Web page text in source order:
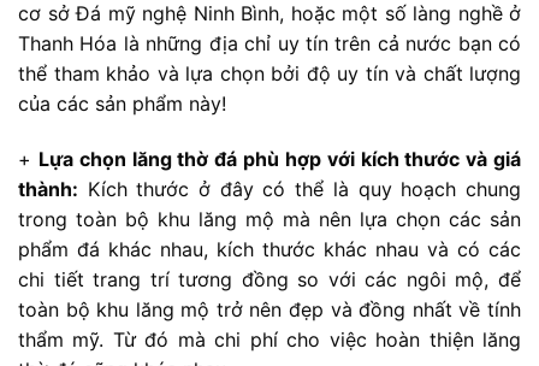
cơ sở Đá mỹ nghệ Ninh Bình, hoặc một số làng nghề ở
Thanh Hóa là những địa chỉ uy tín trên cả nước bạn có
thể tham khảo và lựa chọn bởi độ uy tín và chất lượng
của các sản phẩm này!
+ Lựa chọn lăng thờ đá phù hợp với kích thước và giá
thành: Kích thước ở đây có thể là quy hoạch chung
trong toàn bộ khu lăng mộ mà nên lựa chọn các sản
phẩm đá khác nhau, kích thước khác nhau và có các
chi tiết trang trí tương đồng so với các ngôi mộ, để
toàn bộ khu lăng mộ trở nên đẹp và đồng nhất về tính
thẩm mỹ. Từ đó mà chi phí cho việc hoàn thiện lăng